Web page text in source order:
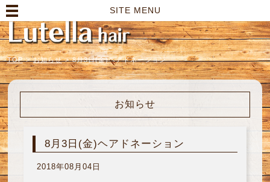
SITE MENU
TOP > お知らせ > 8月3日(金)ヘアドネーション
お知らせ
8月3日(金)ヘアドネーション
2018年08月04日